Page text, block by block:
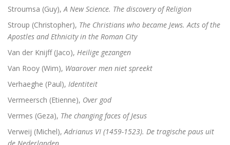
Stroumsa (Guy),A New Science. The discovery of Religion
Stroup (Christopher), The Christians who became Jews. Acts of the
Apostles and Ethnicity in the Roman City
Van der Knijff (Jaco), Heilige gezangen
Van Rooy (Wim), Waarover men niet spreekt
Verhaeghe (Paul), Identiteit
Vermeersch (Etienne), Over god
Vermes (Geza), The changing faces of Jesus
Verweij (Michel),Adrianus VI (1459-1523). De tragische paus uit